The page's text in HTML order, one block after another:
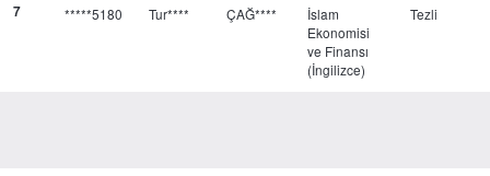
7 *****5180 Tur**** ÇAĞ****
İslam
Ekonomisi
ve Finansı
(İngilizce)
Tezli